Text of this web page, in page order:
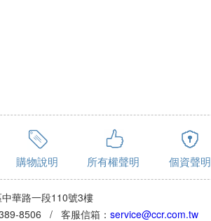
購物說明 所有權聲明 個資聲明
華路一段110號3樓
8506 / 客服信箱： service@ccr.com.tw